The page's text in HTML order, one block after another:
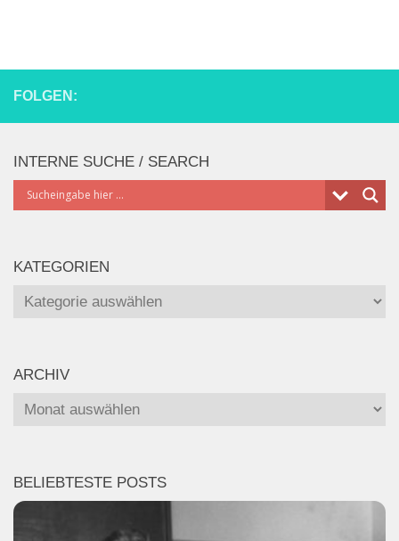
FOLGEN:
INTERNE SUCHE / SEARCH
KATEGORIEN
Kategorien
ARCHIV
Archiv
BELIEBTESTE POSTS